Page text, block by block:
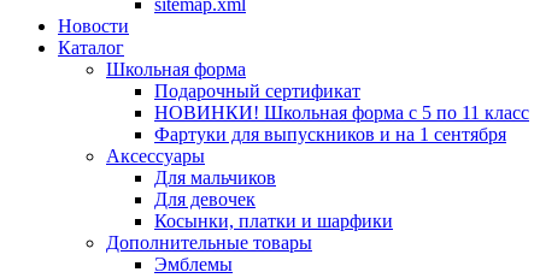
sitemap.xml
Новости
Каталог
Школьная форма
Подарочный сертификат
НОВИНКИ! Школьная форма с 5 по 11 класс
Фартуки для выпускников и на 1 сентября
Аксессуары
Для мальчиков
Для девочек
Косынки, платки и шарфики
Дополнительные товары
Эмблемы